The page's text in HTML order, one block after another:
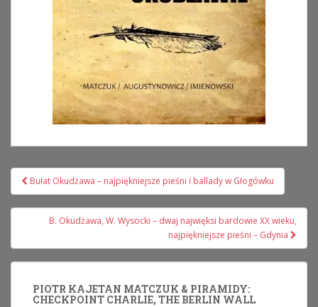
Nawigacja
wpisu
Bułat Okudżawa – najpiękniejsze pieśni i ballady w Głogówku
B. Okudżawa, W. Wysocki – dwaj najwięksi bardowie XX wieku,
najpiękniejsze pieśni – Gdynia
PIOTR KAJETAN MATCZUK & PIRAMIDY:
CHECKPOINT CHARLIE, THE BERLIN WALL